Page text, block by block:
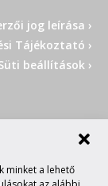
minket a lehető
jog leírása ›
Tájékoztató ›
beállítások ›